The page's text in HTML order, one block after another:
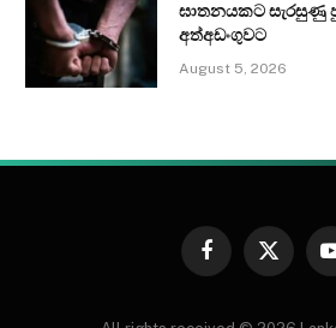
ඝාතනයකට සැරසුණු
අත්අඩංගුවට
August 5, 2026
Facebook
X